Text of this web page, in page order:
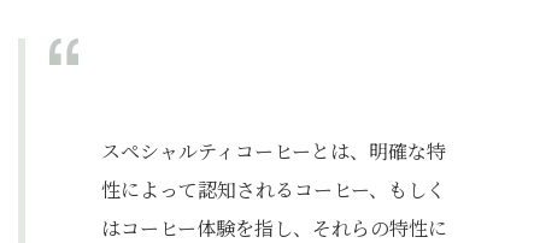
スペシャルティコーヒーとは、明確な特
性によって認知されるコーヒー、もしく
はコーヒー体験を指し、それらの特性に